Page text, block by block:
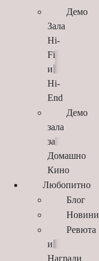
Демо
Зала
Hi-
Fi
и
Hi-
End
Демо
зала
за
Домашно
Кино
Любопитно
Блог
Новини
Ревюта
и
Награди